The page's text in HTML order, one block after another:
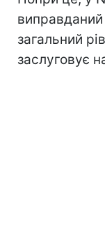
виправданий
загальний
заслуговує